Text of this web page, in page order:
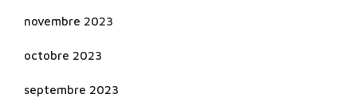
novembre 2023
octobre 2023
septembre 2023